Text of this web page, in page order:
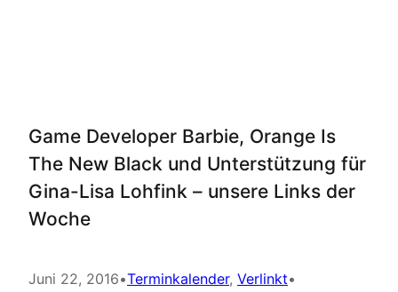
Game Developer Barbie, Orange Is
The New Black und Unterstützung für
Gina-Lisa Lohfink – unsere Links der
Woche
Juni 22, 2016•Terminkalender, Verlinkt•